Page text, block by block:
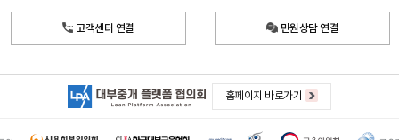
고객센터 연결 민원상담 연결
홈페이지 바로가기